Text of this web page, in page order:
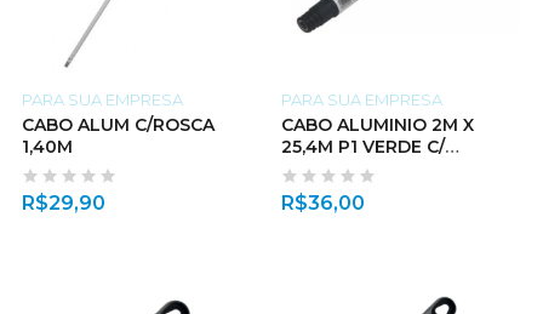
PARA SUA EMPRESA
CABO ALUM C/ROSCA
1,40M
R$29,90
PARA SUA EMPRESA
CABO ALUMINIO 2M X
25,4M P1 VERDE C/
TOMADA D AGUA
R$36,00